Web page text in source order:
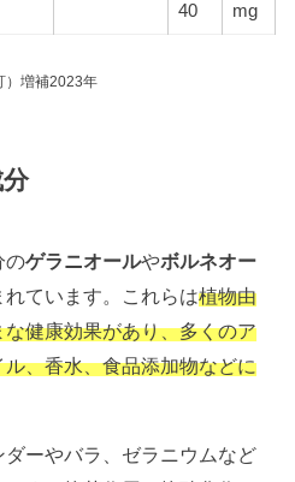
40 mg
）増補2023年
のゲラニオールやボルネオー
れています。これらは植物由
健康効果があり、多くのア
、香水、食品添加物などに
ダーやバラ、ゼラニウムなど